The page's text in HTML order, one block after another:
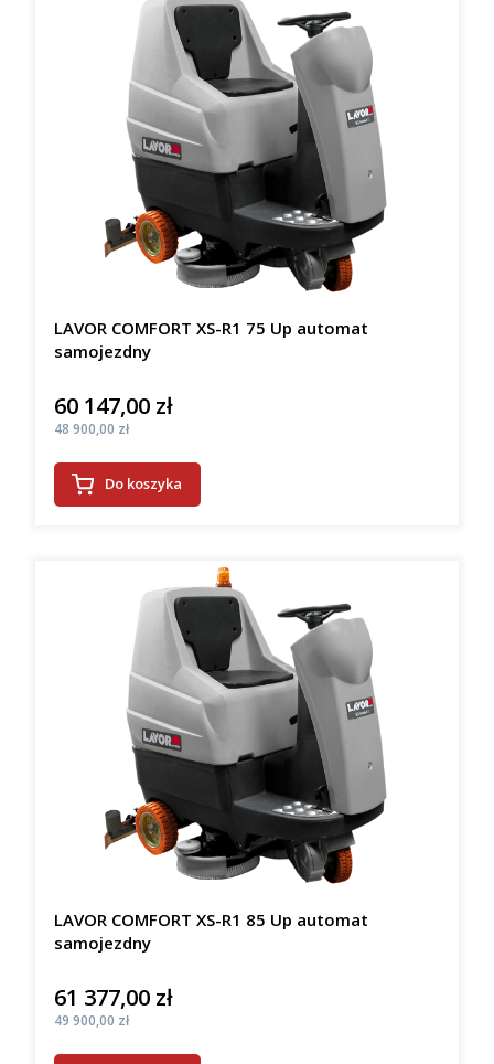
LAVOR COMFORT XS-R1 75 Up automat
samojezdny
Cena
60 147,00 zł
Cena
48 900,00 zł
Do koszyka
LAVOR COMFORT XS-R1 85 Up automat
samojezdny
Cena
61 377,00 zł
Cena
49 900,00 zł